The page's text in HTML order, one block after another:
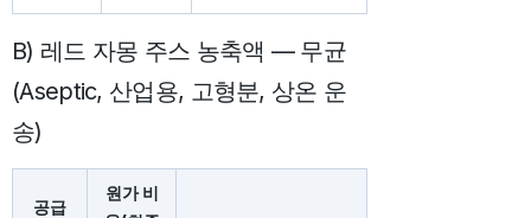
B) 레드 자몽 주스 농축액 — 무균
(Aseptic, 산업용, 고형분, 상온 운
송)
공급
원가 비